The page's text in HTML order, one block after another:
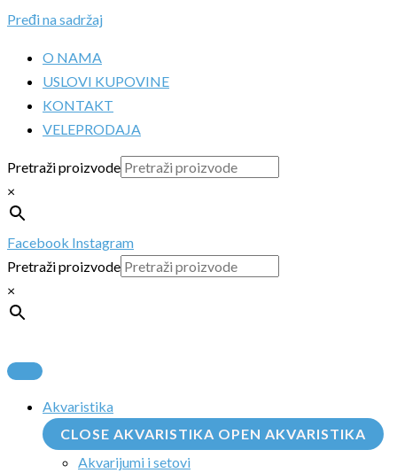
Pređi na sadržaj
O NAMA
USLOVI KUPOVINE
KONTAKT
VELEPRODAJA
Pretraži proizvode
×
Facebook Instagram
Pretraži proizvode
×
Akvaristika
CLOSE AKVARISTIKA OPEN AKVARISTIKA
Akvarijumi i setovi